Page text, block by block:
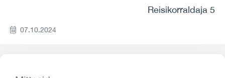
Reisikorraldaja 5
07.10.2024